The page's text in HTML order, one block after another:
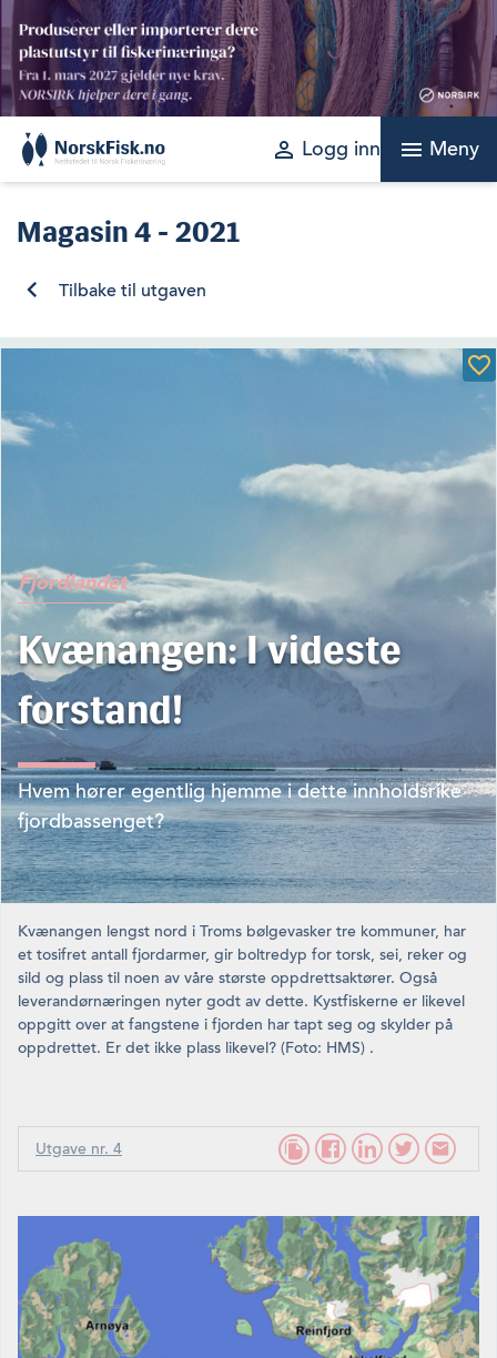
Skip
content
perm_identity Logg inn menu Meny
Magasin4 - 2021
Tilbake til utgaven
Fjordlandet
Kvænangen: I videste
forstand!
Hvem hører egentlig hjemme i dette innholdsrike
fjordbassenget?
Kvænangen lengst nord i Troms bølgevasker tre kommuner, har
et tosifret antall fjordarmer, gir boltredyp for torsk, sei, reker og
sild og plass til noen av våre største oppdrettsaktører. Også
leverandørnæringen nyter godt av dette. Kystfiskerne er likevel
oppgitt over at fangstene i fjorden har tapt seg og skylder på
oppdrettet. Er det ikke plass likevel? (Foto: HMS) .
Utgave nr. 4